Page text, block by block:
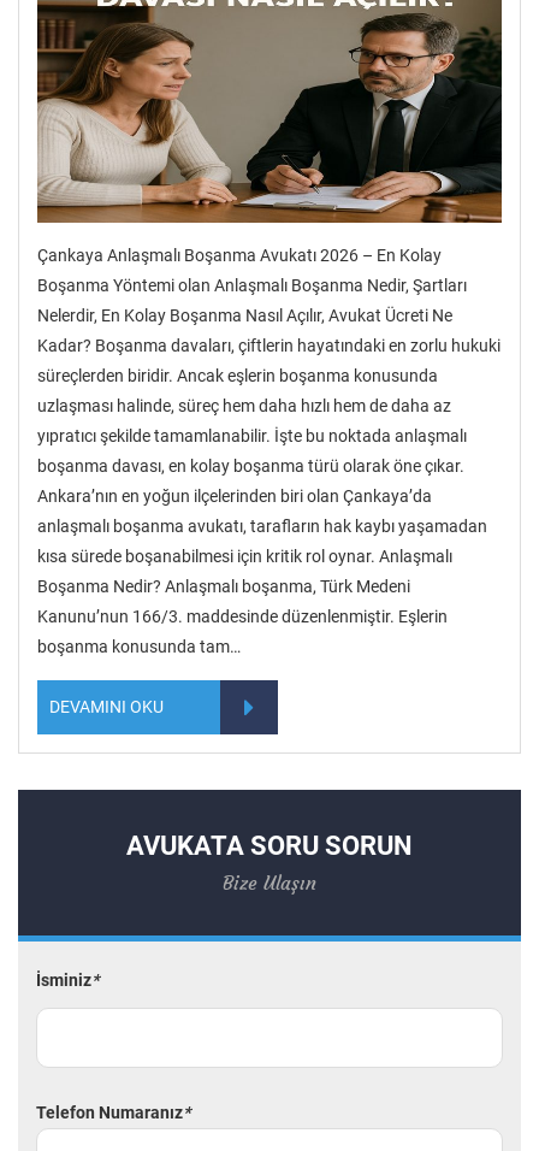
Çankaya Anlaşmalı Boşanma Avukatı 2026 – En Kolay
Boşanma Yöntemi olan Anlaşmalı Boşanma Nedir, Şartları
Nelerdir, En Kolay Boşanma Nasıl Açılır, Avukat Ücreti Ne
Kadar? Boşanma davaları, çiftlerin hayatındaki en zorlu hukuki
süreçlerden biridir. Ancak eşlerin boşanma konusunda
uzlaşması halinde, süreç hem daha hızlı hem de daha az
yıpratıcı şekilde tamamlanabilir. İşte bu noktada anlaşmalı
boşanma davası, en kolay boşanma türü olarak öne çıkar.
Ankara’nın en yoğun ilçelerinden biri olan Çankaya’da
anlaşmalı boşanma avukatı, tarafların hak kaybı yaşamadan
kısa sürede boşanabilmesi için kritik rol oynar. Anlaşmalı
Boşanma Nedir? Anlaşmalı boşanma, Türk Medeni
Kanunu’nun 166/3. maddesinde düzenlenmiştir. Eşlerin
boşanma konusunda tam…
DEVAMINI OKU
AVUKATA SORU SORUN
Bize Ulaşın
İsminiz*
Telefon Numaranız*